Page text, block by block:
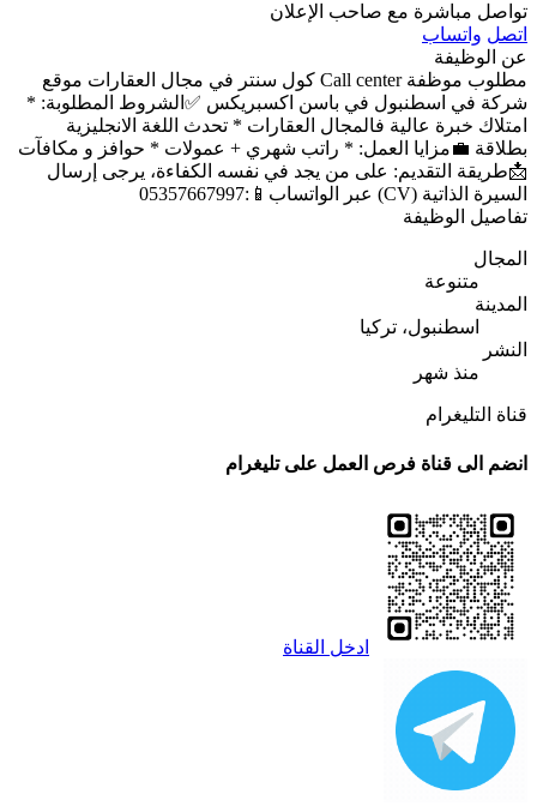
تواصل مباشرة مع صاحب الإعلان
اتصل واتساب
عن الوظيفة
مطلوب موظفة Call center كول سنتر في مجال العقارات موقع
شركة في اسطنبول في باسن اكسبريكس ✅الشروط المطلوبة: *
امتلاك خبرة عالية فالمجال العقارات * تحدث اللغة الانجليزية
بطلاقة 💼مزايا العمل: * راتب شهري + عمولات * حوافز و مكافآت
📩طريقة التقديم: على من يجد في نفسه الكفاءة، يرجى إرسال
السيرة الذاتية (CV) عبر الواتساب📱:05357667997
تفاصيل الوظيفة
المجال
متنوعة
المدينة
اسطنبول، تركيا
النشر
منذ شهر
قناة التليغرام
انضم الى قناة فرص العمل على تليغرام
ادخل القناة